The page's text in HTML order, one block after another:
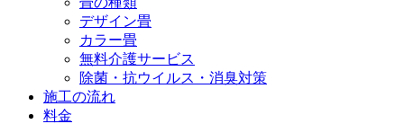
デザイン畳
カラー畳
無料介護サービス
除菌・抗ウイルス・消臭対策
施工の流れ
料金